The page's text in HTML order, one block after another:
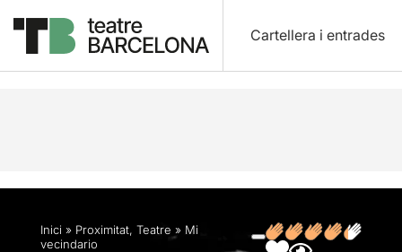
Cartellera i entrades
Descripció Fitxa artística Fotos i vídeos
Inici » Proximitat, Teatre » Mi
vecindario